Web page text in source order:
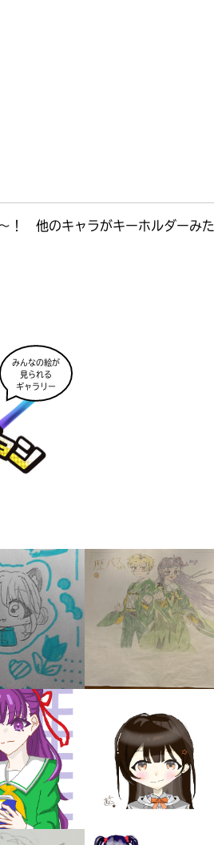
！ 他のキャラがキーホルダーみた
みんなの絵が
見られる
ギャラリー